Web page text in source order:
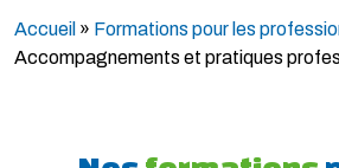
Accueil » Formations pour les
Accompagnements et pratiques